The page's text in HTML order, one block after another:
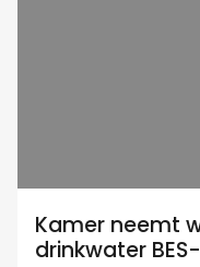
Kamer neemt
drinkwater